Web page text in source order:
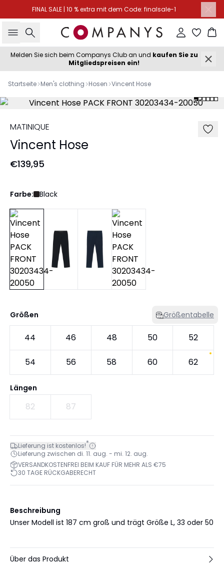
FINAL SALE | 10 % extra mit dem Code: finalsale-1
Suche Einloggen
Melden Sie sich beim Companys Club an und kaufen Sie zu
Mitgliedspreisen ein!
Startseite Men's clothing Hosen Vincent Hose
MATINIQUE
Vincent Hose
€139,95
Farbe: Black
Größen Größentabelle
44 46 48 50 52
54 56 58 60 62
Längen
82 87
Lieferung ist kostenlos!*
Lieferung zwischen di. 11. aug. - mi. 12. aug.
VERSANDKOSTENFREI BEIM KAUF FÜR MEHR ALS €75
30 TAGE RÜCKGABERECHT
Beschreibung
Unser Modell ist 187 cm groß und trägt Größe L, 33 oder 50
Über das Produkt